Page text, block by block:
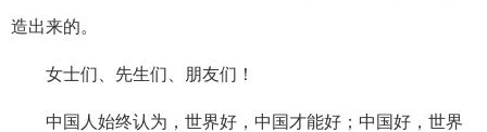
造出来的。
女士们、先生们、朋友们！
中国人始终认为，世界好，中国才能好；中国好，世界